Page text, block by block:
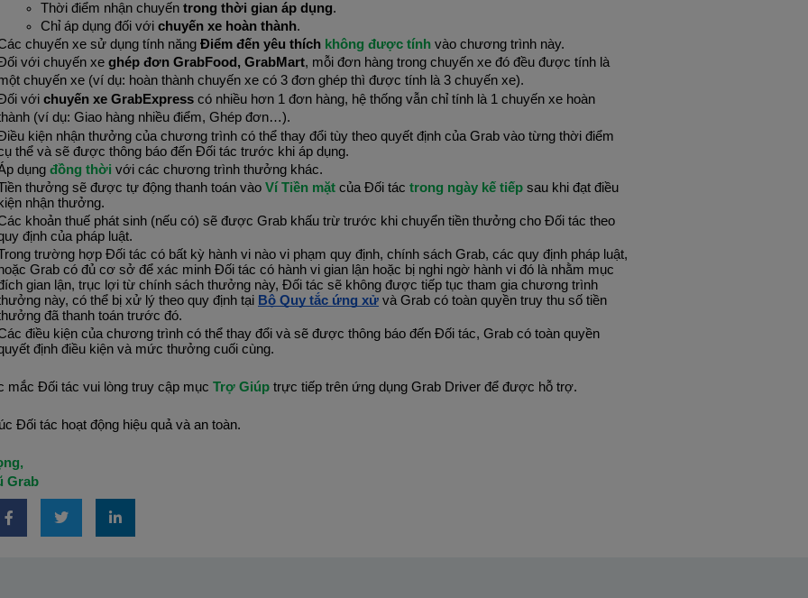
Thời điểm nhận chuyến trong thời gian áp dụng.
Chỉ áp dụng đối với chuyến xe hoàn thành.
chuyến xe sử dụng tính năng Điểm đến yêu thích không được tính vào chương trình này.
với chuyến xe ghép đơn GrabFood, GrabMart, mỗi đơn hàng trong chuyến xe đó đều được tính là
chuyến xe (ví dụ: hoàn thành chuyến xe có 3 đơn ghép thì được tính là 3 chuyến xe).
với chuyến xe GrabExpress có nhiều hơn 1 đơn hàng, hệ thống vẫn chỉ tính là 1 chuyến xe hoàn
(ví dụ: Giao hàng nhiều điểm, Ghép đơn…).
kiện nhận thưởng của chương trình có thể thay đổi tùy theo quyết định của Grab vào từng thời điểm
thể và sẽ được thông báo đến Đối tác trước khi áp dụng.
dụng đồng thời với các chương trình thưởng khác.
thưởng sẽ được tự động thanh toán vào Ví Tiền mặt của Đối tác trong ngày kế tiếp sau khi đạt điều
kiện nhận thưởng.
khoản thuế phát sinh (nếu có) sẽ được Grab khấu trừ trước khi chuyển tiền thưởng cho Đối tác theo
định của pháp luật.
trường hợp Đối tác có bất kỳ hành vi nào vi phạm quy định, chính sách Grab, các quy định pháp luật,
hoặc Grab có đủ cơ sở để xác minh Đối tác có hành vi gian lận hoặc bị nghi ngờ hành vi đó là nhằm mục
gian lận, trục lợi từ chính sách thưởng này, Đối tác sẽ không được tiếp tục tham gia chương trình
này, có thể bị xử lý theo quy định tại Bộ Quy tắc ứng xử và Grab có toàn quyền truy thu số tiền
đã thanh toán trước đó.
điều kiện của chương trình có thể thay đổi và sẽ được thông báo đến Đối tác, Grab có toàn quyền
định điều kiện và mức thưởng cuối cùng.
mắc Đối tác vui lòng truy cập mục Trợ Giúp trực tiếp trên ứng dụng Grab Driver để được hỗ trợ.
Đối tác hoạt động hiệu quả và an toàn.
Grab